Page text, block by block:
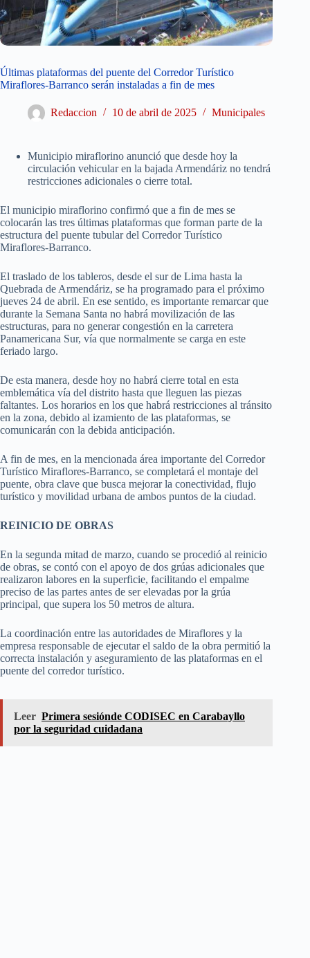
Últimas plataformas del puente del Corredor Turístico
Miraflores-Barranco serán instaladas a fin de mes
Redaccion 10 de abril de 2025 Municipales
Municipio miraflorino anunció que desde hoy la
circulación vehicular en la bajada Armendáriz no tendrá
restricciones adicionales o cierre total.
El municipio miraflorino confirmó que a fin de mes se
colocarán las tres últimas plataformas que forman parte de la
estructura del puente tubular del Corredor Turístico
Miraflores-Barranco.
El traslado de los tableros, desde el sur de Lima hasta la
Quebrada de Armendáriz, se ha programado para el próximo
jueves 24 de abril. En ese sentido, es importante remarcar que
durante la Semana Santa no habrá movilización de las
estructuras, para no generar congestión en la carretera
Panamericana Sur, vía que normalmente se carga en este
feriado largo.
De esta manera, desde hoy no habrá cierre total en esta
emblemática vía del distrito hasta que lleguen las piezas
faltantes. Los horarios en los que habrá restricciones al tránsito
en la zona, debido al izamiento de las plataformas, se
comunicarán con la debida anticipación.
A fin de mes, en la mencionada área importante del Corredor
Turístico Miraflores-Barranco, se completará el montaje del
puente, obra clave que busca mejorar la conectividad, flujo
turístico y movilidad urbana de ambos puntos de la ciudad.
REINICIO DE OBRAS
En la segunda mitad de marzo, cuando se procedió al reinicio
de obras, se contó con el apoyo de dos grúas adicionales que
realizaron labores en la superficie, facilitando el empalme
preciso de las partes antes de ser elevadas por la grúa
principal, que supera los 50 metros de altura.
La coordinación entre las autoridades de Miraflores y la
empresa responsable de ejecutar el saldo de la obra permitió la
correcta instalación y aseguramiento de las plataformas en el
puente del corredor turístico.
Leer Primera sesiónde CODISEC en Carabayllo
por la seguridad cuidadana